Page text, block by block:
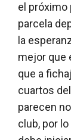
el próximo
parcela
la
mejor que
que a
cuartos
parecen
club, por